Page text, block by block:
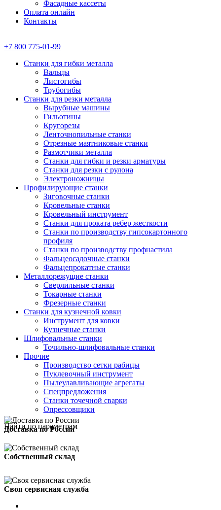
Фасадные кассеты
Оплата онлайн
Контакты
+7 800 775-01-99
Станки для гибки металла
Вальцы
Листогибы
Трубогибы
Станки для резки металла
Вырубные машины
Гильотины
Кругорезы
Ленточнопильные станки
Отрезные маятниковые станки
Размотчики металла
Станки для гибки и резки арматуры
Станки для резки с рулона
Электроножницы
Профилирующие станки
Зиговочные станки
Кровельные станки
Кровельный инструмент
Станки для проката ребер жесткости
Станки по производству гипсокартонного
профиля
Станки по производству профнастила
Фальцеосадочные станки
Фальцепрокатные станки
Металлорежущие станки
Сверлильные станки
Токарные станки
Фрезерные станки
Станки для кузнечной ковки
Инструмент для ковки
Кузнечные станки
Шлифовальные станки
Точильно-шлифовальные станки
Прочие
Производство сетки рабицы
Пуклевочный инструмент
Пылеулавливающие агрегаты
Спецпредложения
Станки точечной сварки
Опрессовщики
Найти по параметрам
Доставка по России
Собственный склад
Своя сервисная служба